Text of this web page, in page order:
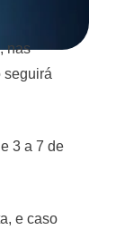
nas
seguirá
3 a 7 de
e caso